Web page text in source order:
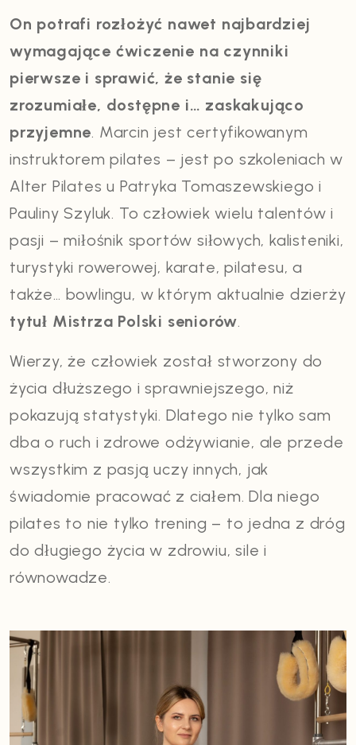
On potrafi rozłożyć nawet najbardziej
wymagające ćwiczenie na czynniki
pierwsze i sprawić, że stanie się
zrozumiałe, dostępne i… zaskakująco
przyjemne. Marcin jest certyfikowanym
instruktorem pilates – jest po szkoleniach w
Alter Pilates u Patryka Tomaszewskiego i
Pauliny Szyluk. To człowiek wielu talentów i
pasji – miłośnik sportów siłowych, kalisteniki,
turystyki rowerowej, karate, pilatesu, a
także… bowlingu, w którym aktualnie dzierży
tytuł Mistrza Polski seniorów.
Wierzy, że człowiek został stworzony do
życia dłuższego i sprawniejszego, niż
pokazują statystyki. Dlatego nie tylko sam
dba o ruch i zdrowe odżywianie, ale przede
wszystkim z pasją uczy innych, jak
świadomie pracować z ciałem. Dla niego
pilates to nie tylko trening – to jedna z dróg
do długiego życia w zdrowiu, sile i
równowadze.